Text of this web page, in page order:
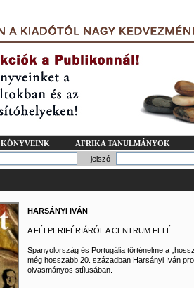
KÖNYVEINK
AFRIKA TANULMÁNYOK
jelszó
HARSÁNYI IVÁN
A FÉLPERIFÉRIÁRÓL A CENTRUM FELÉ
Spanyolország és Portugália történelme a
még hosszabb 20. században Harsányi Iván
olvasmányos stílusában.